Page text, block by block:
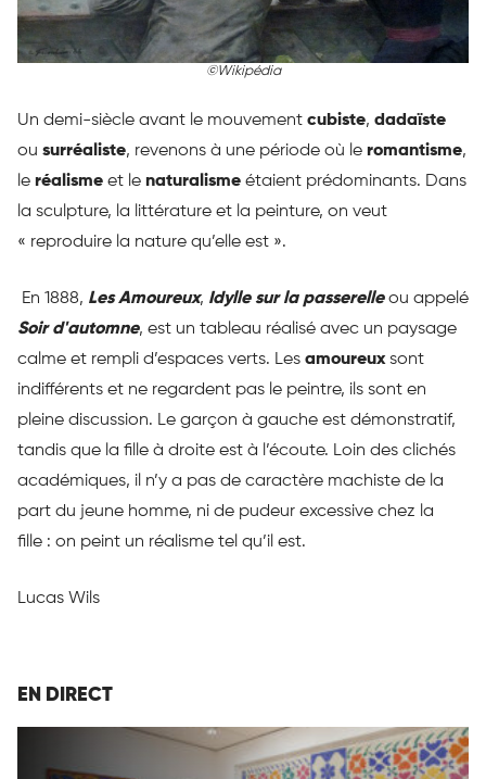
©Wikipédia
Un demi-siècle avant le mouvement cubiste, dadaïste
ou surréaliste, revenons à une période où le romantisme,
le réalisme et le naturalisme étaient prédominants. Dans
la sculpture, la littérature et la peinture, on veut
« reproduire la nature qu’elle est ».
En 1888, Les Amoureux, Idylle sur la passerelleou appelé
Soir d'automne, est un tableau réalisé avec un paysage
calme et rempli d’espaces verts. Les amoureuxsont
indifférents et ne regardent pas le peintre, ils sont en
pleine discussion. Le garçon à gauche est démonstratif,
tandis que la fille à droite est à l’écoute. Loin des clichés
académiques, il n’y a pas de caractère machiste de la
part du jeune homme, ni de pudeur excessive chez la
fille : on peint un réalisme tel qu’il est.
Lucas Wils
EN DIRECT